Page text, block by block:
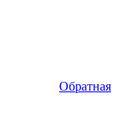
Обратная